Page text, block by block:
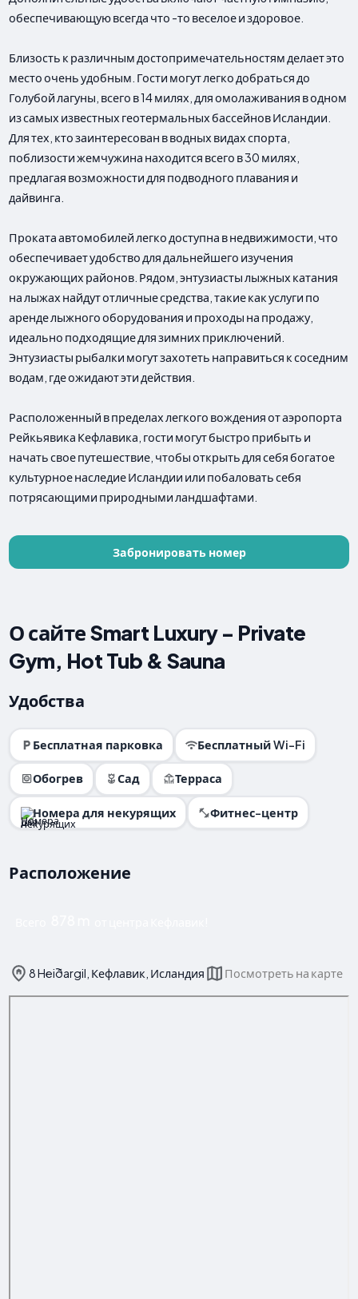
обеспечивающую всегда что -то веселое и здоровое.
Близость к различным достопримечательностям делает это
место очень удобным. Гости могут легко добраться до
Голубой лагуны, всего в 14 милях, для омолаживания в одном
из самых известных геотермальных бассейнов Исландии.
Для тех, кто заинтересован в водных видах спорта,
поблизости жемчужина находится всего в 30 милях,
предлагая возможности для подводного плавания и
дайвинга.
Проката автомобилей легко доступна в недвижимости, что
обеспечивает удобство для дальнейшего изучения
окружающих районов. Рядом, энтузиасты лыжных катания
на лыжах найдут отличные средства, такие как услуги по
аренде лыжного оборудования и проходы на продажу,
идеально подходящие для зимних приключений.
Энтузиасты рыбалки могут захотеть направиться к соседним
водам, где ожидают эти действия.
Расположенный в пределах легкого вождения от аэропорта
Рейкьявика Кефлавика, гости могут быстро прибыть и
начать свое путешествие, чтобы открыть для себя богатое
культурное наследие Исландии или побаловать себя
потрясающими природными ландшафтами.
Забронировать номер
О сайте Smart Luxury - Private
Gym, Hot Tub & Sauna
Удобства
Бесплатная парковка Бесплатный Wi-Fi
Обогрев Сад Терраса
Номера для некурящих Фитнес-центр
Расположение
8 Heiðargil, Кефлавик, Исландия Посмотреть на карте